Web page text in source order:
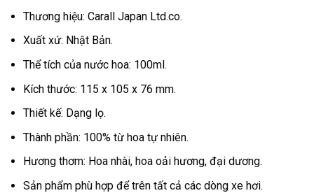
Thương hiệu: Carall Japan Ltd.co.
Xuất xứ: Nhật Bản.
Thể tích của nước hoa: 100ml.
Kích thước: 115 x 105 x 76 mm.
Thiết kế: Dạng lọ.
Thành phần: 100% từ hoa tự nhiên.
Hương thơm: Hoa nhài, hoa oải hương, đại dương.
Sản phẩm phù hợp để trên tất cả các dòng xe hơi.